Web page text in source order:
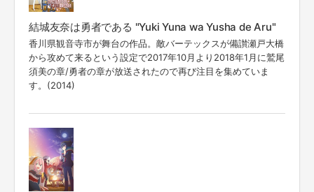
結城友奈は勇者である "Yuki Yuna wa Yusha de Aru"
香川県観音寺市が舞台の作品。敵バーテックスが備讃瀬戸大橋
から攻めて来るという設定で2017年10月より2018年1月に鷲尾
須美の章/勇者の章が放送されたので再び注目を集めていま
す。(2014)